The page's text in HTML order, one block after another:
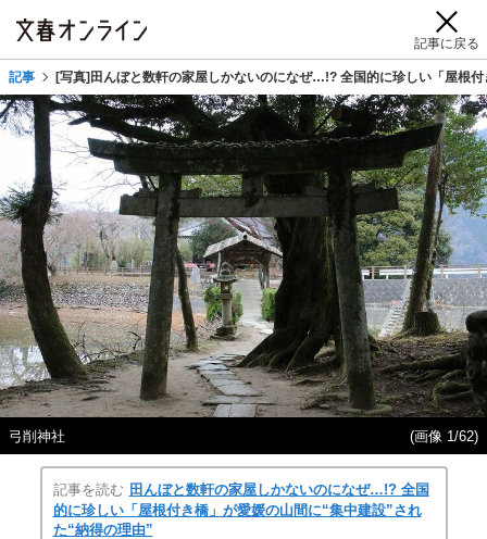
記事に戻る
記事 [写真]田んぼと数軒の家屋しかないのになぜ…!? 全国的に珍しい「屋根
弓削神社 (画像 1/62)
記事を読む 田んぼと数軒の家屋しかないのになぜ…!? 全国
的に珍しい「屋根付き橋」が愛媛の山間に“集中建設”され
た“納得の理由”